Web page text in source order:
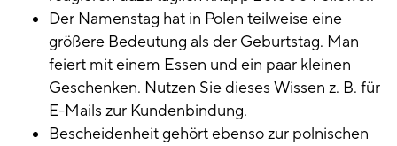
Der Namenstag hat in Polen teilweise eine
größere Bedeutung als der Geburtstag. Man
feiert mit einem Essen und ein paar kleinen
Geschenken. Nutzen Sie dieses Wissen z. B. für
E-Mails zur Kundenbindung.
Bescheidenheit gehört ebenso zur polnischen